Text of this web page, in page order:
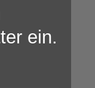
ein.